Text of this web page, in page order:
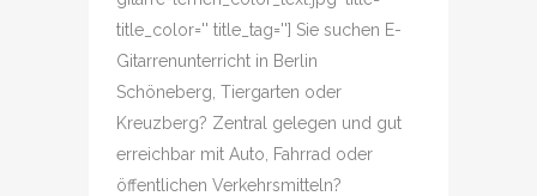
title_color='' title_tag=''] Sie suchen E-
Gitarrenunterricht in Berlin
Schöneberg, Tiergarten oder
Kreuzberg? Zentral gelegen und gut
erreichbar mit Auto, Fahrrad oder
öffentlichen Verkehrsmitteln?